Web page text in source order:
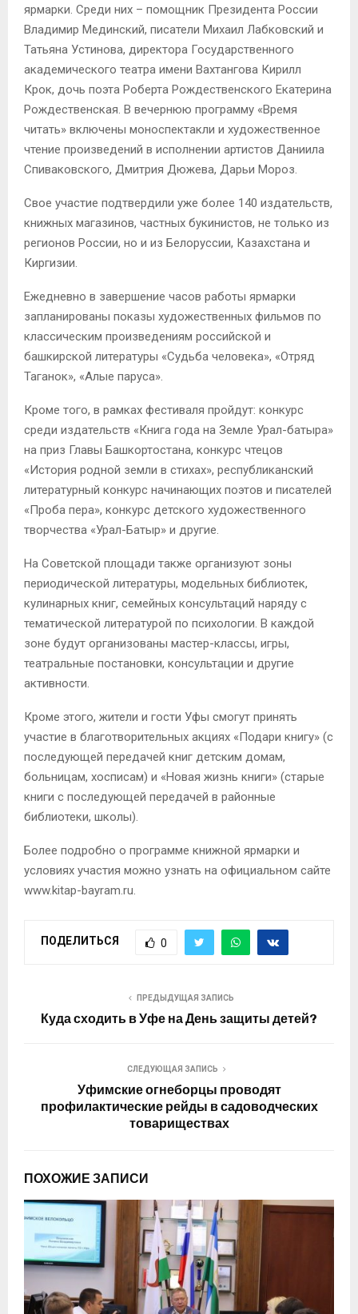
ярмарки. Среди них – помощник Президента России
Владимир Мединский, писатели Михаил Лабковский и
Татьяна Устинова, директора Государственного
академического театра имени Вахтангова Кирилл
Крок, дочь поэта Роберта Рождественского Екатерина
Рождественская. В вечернюю программу «Время
читать» включены моноспектакли и художественное
чтение произведений в исполнении артистов Даниила
Спиваковского, Дмитрия Дюжева, Дарьи Мороз.
Свое участие подтвердили уже более 140 издательств,
книжных магазинов, частных букинистов, не только из
регионов России, но и из Белоруссии, Казахстана и
Киргизии.
Ежедневно в завершение часов работы ярмарки
запланированы показы художественных фильмов по
классическим произведениям российской и
башкирской литературы «Судьба человека», «Отряд
Таганок», «Алые паруса».
Кроме того, в рамках фестиваля пройдут: конкурс
среди издательств «Книга года на Земле Урал-батыра»
на приз Главы Башкортостана, конкурс чтецов
«История родной земли в стихах», республиканский
литературный конкурс начинающих поэтов и писателей
«Проба пера», конкурс детского художественного
творчества «Урал-Батыр» и другие.
На Советской площади также организуют зоны
периодической литературы, модельных библиотек,
кулинарных книг, семейных консультаций наряду с
тематической литературой по психологии. В каждой
зоне будут организованы мастер-классы, игры,
театральные постановки, консультации и другие
активности.
Кроме этого, жители и гости Уфы смогут принять
участие в благотворительных акциях «Подари книгу» (с
последующей передачей книг детским домам,
больницам, хосписам) и «Новая жизнь книги» (старые
книги с последующей передачей в районные
библиотеки, школы).
Более подробно о программе книжной ярмарки и
условиях участия можно узнать на официальном сайте
www.kitap-bayram.ru.
ПОДЕЛИТЬСЯ 0
ПРЕДЫДУЩАЯ ЗАПИСЬ
Куда сходить в Уфе на День защиты детей?
СЛЕДУЮЩАЯ ЗАПИСЬ
Уфимские огнеборцы проводят
профилактические рейды в садоводческих
товариществах
ПОХОЖИЕ ЗАПИСИ